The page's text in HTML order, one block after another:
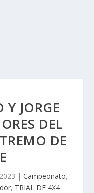
Y JORGE
DEL
DE
| Campeonato,
, TRIAL DE 4X4